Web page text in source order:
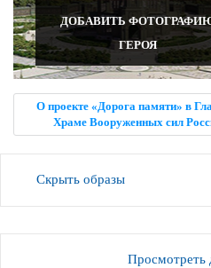
ДОБАВИТЬ
ГЕРОЯ
О проекте «Дорога памяти» в
Храме Вооруженных сил
Скрыть образы
Просмотреть